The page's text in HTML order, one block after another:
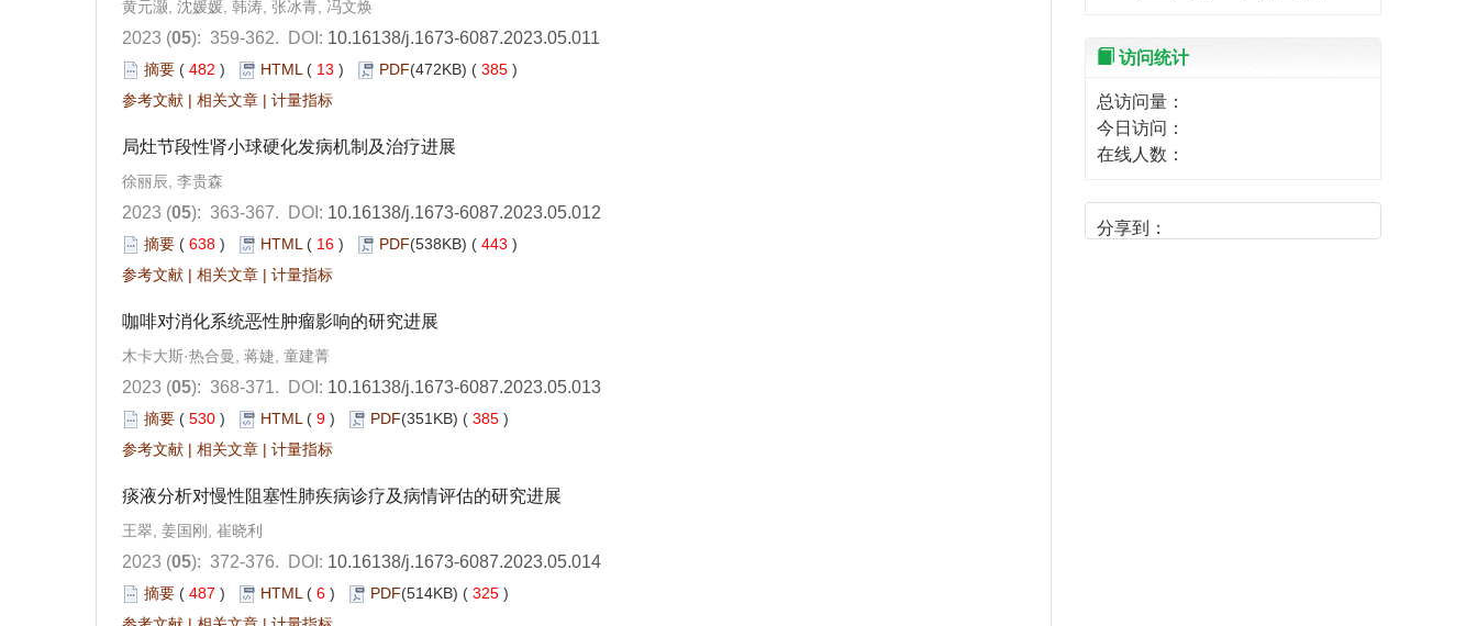
黄元灏, 沈媛媛, 韩涛, 张冰青, 冯文焕
2023 (05): 359-362. DOI: 10.16138/j.1673-6087.2023.05.011
摘要 ( 482 ) HTML ( 13 ) PDF(472KB) ( 385 )
参考文献 | 相关文章 | 计量指标
局灶节段性肾小球硬化发病机制及治疗进展
徐丽辰, 李贵森
2023 (05): 363-367. DOI: 10.16138/j.1673-6087.2023.05.012
摘要 ( 638 ) HTML ( 16 ) PDF(538KB) ( 443 )
参考文献 | 相关文章 | 计量指标
咖啡对消化系统恶性肿瘤影响的研究进展
木卡大斯·热合曼, 蒋婕, 童建菁
2023 (05): 368-371. DOI: 10.16138/j.1673-6087.2023.05.013
摘要 ( 530 ) HTML ( 9 ) PDF(351KB) ( 385 )
参考文献 | 相关文章 | 计量指标
痰液分析对慢性阻塞性肺疾病诊疗及病情评估的研究进展
王翠, 姜国刚, 崔晓利
2023 (05): 372-376. DOI: 10.16138/j.1673-6087.2023.05.014
摘要 ( 487 ) HTML ( 6 ) PDF(514KB) ( 325 )
访问统计
总访问量：
今日访问：
在线人数：
分享到：